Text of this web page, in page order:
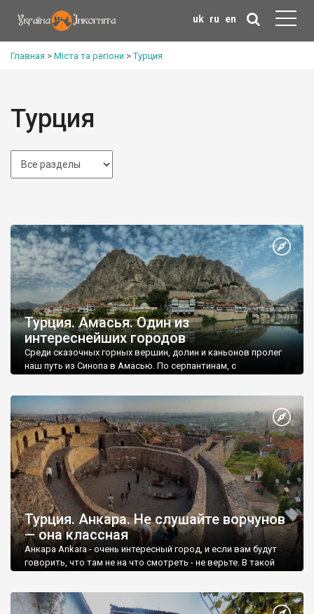
uk ru en
Главная > Міста та регіони >Турция
Турция
Турция. Амасья. Один из
интереснейших городов
Среди сказочных горных вершин, долин и каньонов пролег
наш путь из Синопа в Амасью. По серпантинам, с
Турция. Анкара. Не слушайте ворчунов
— она классная
Анкара Ankara - очень интересный город, и если вам будут
говорить, что там не на что смотреть - не верьте. В такой